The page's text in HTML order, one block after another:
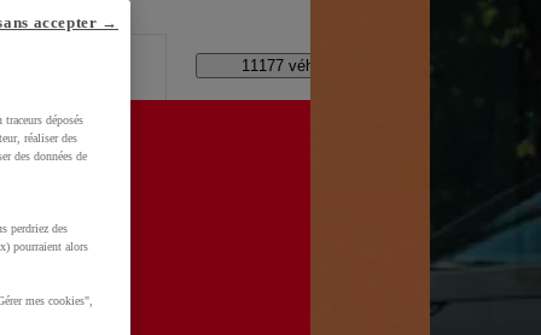
?
11177 véhicules disponibles
déposés
réaliser des
des données de
perdriez des
pourraient alors
mes cookies",
accepter →